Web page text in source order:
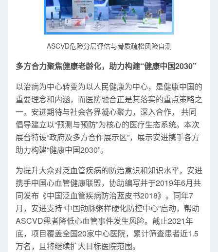
ASCVD危险分层评估与骨质疏松风险自测
多方合力聚焦健康老龄化，助力构建“健康中国2030”
以治病为中心转变为以人民健康为中心，是健康中国的
重要理念和内涵，而医防融合正是其落实的重点策略之
一。安进期待与社会各界凝心聚力，深入合作， 共同
倡导建立以“预测与预防”为核心的医疗生态系统。本次
展台特设“政府及多方合作展示区”，展示安进携手各方
助力构建“健康中国2030”。
为提升大众对泛血管疾病的防治意识和知识水平，安进
携手中国心血管健康联盟，协助编写并于2019年6月共
同发布《中国泛血管疾病防治蓝皮书2018》。同年7
月，安进支持“中国动脉粥样硬化防控中心”启动，帮助
ASCVD患者降低心血管事件发生风险。截止2021年
底，项目覆盖全国20家中心医院，累计筛查患者近1.5
万名，且将继续扩大目标医院范围。